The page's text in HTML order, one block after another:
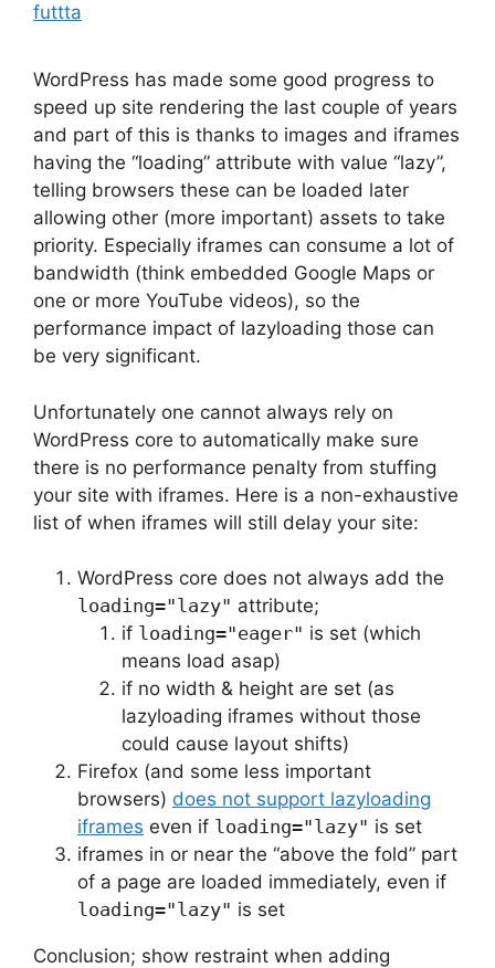
futtta
WordPress has made some good progress to
speed up site rendering the last couple of years
and part of this is thanks to images and iframes
having the “loading” attribute with value “lazy”,
telling browsers these can be loaded later
allowing other (more important) assets to take
priority. Especially iframes can consume a lot of
bandwidth (think embedded Google Maps or
one or more YouTube videos), so the
performance impact of lazyloading those can
be very significant.
Unfortunately one cannot always rely on
WordPress core to automatically make sure
there is no performance penalty from stuffing
your site with iframes. Here is a non-exhaustive
list of when iframes will still delay your site:
WordPress core does not always add the
loading="lazy" attribute;
if loading="eager" is set (which
means load asap)
if no width & height are set (as
lazyloading iframes without those
could cause layout shifts)
Firefox (and some less important
browsers) does not support lazyloading
iframes even if loading="lazy" is set
iframes in or near the “above the fold” part
of a page are loaded immediately, even if
loading="lazy" is set
Conclusion; show restraint when adding